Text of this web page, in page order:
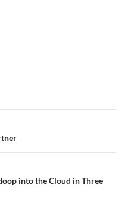
into the Cloud in Three